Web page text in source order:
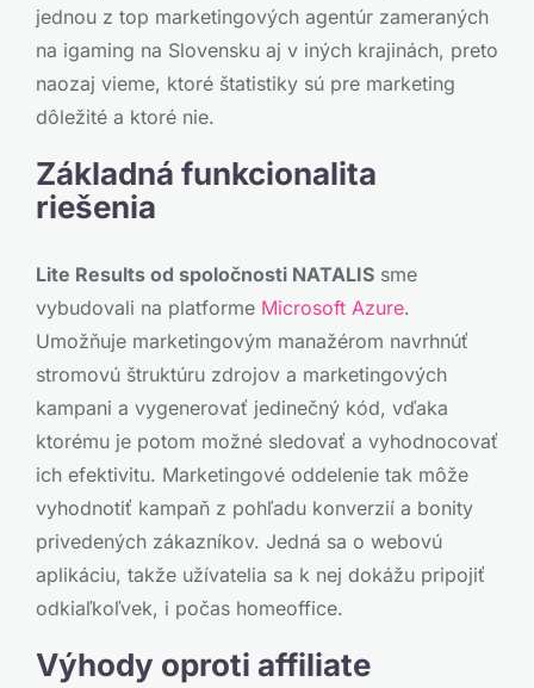
jednou z top marketingových agentúr zameraných
na igaming na Slovensku aj v iných krajinách, preto
naozaj vieme, ktoré štatistiky sú pre marketing
dôležité a ktoré nie.
Základná funkcionalita
riešenia
Lite Results od spoločnosti NATALISsme
vybudovali na platforme Microsoft Azure.
Umožňuje marketingovým manažérom navrhnúť
stromovú štruktúru zdrojov a marketingových
kampani a vygenerovať jedinečný kód, vďaka
ktorému je potom možné sledovať a vyhodnocovať
ich efektivitu. Marketingové oddelenie tak môže
vyhodnotiť kampaň z pohľadu konverzií a bonity
privedených zákazníkov. Jedná sa o webovú
aplikáciu, takže užívatelia sa k nej dokážu pripojiť
odkiaľkoľvek, i počas homeoffice.
Výhody oproti affiliate